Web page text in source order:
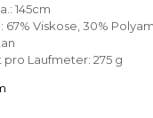
145cm
67% Viskose, 30%
pro Laufmeter: 275 g